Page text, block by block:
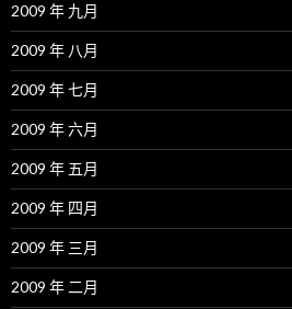
2009 年 九月
2009 年 八月
2009 年 七月
2009 年 六月
2009 年 五月
2009 年 四月
2009 年 三月
2009 年 二月